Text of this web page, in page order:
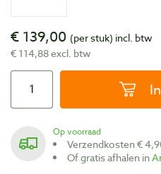
€ 139,00 (per stuk) incl. btw
€ 114,88 excl. btw
Op voorraad
Verzendkosten €
Of gratis afhalen in